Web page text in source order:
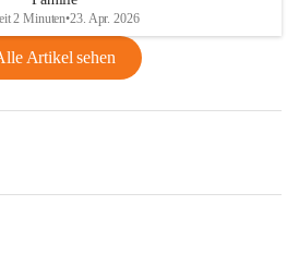
2 Minuten•23. Apr. 2026
Artikel sehen